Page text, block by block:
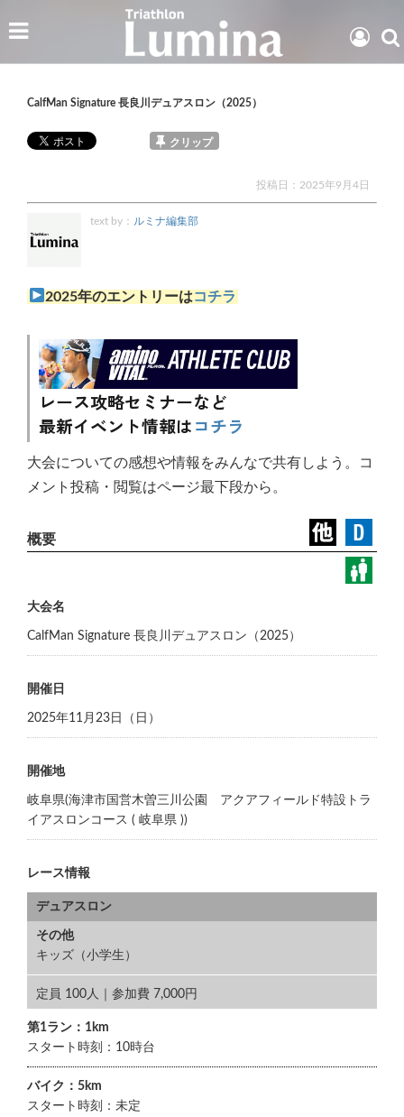
CalfMan Signature 長良川デュアスロン（2025）
クリップ
投稿日： 2025年9月4日
text by： ルミナ編集部
2025年のエントリーはコチラ
レース攻略セミナーなど
最新イベント情報はコチラ
大会についての感想や情報をみんなで共有しよう。コ
メント投稿・閲覧はページ最下段から。
大会名
CalfMan Signature 長良川デュアスロン（2025）
開催日
2025年11月23日（日）
開催地
岐阜県(海津市国営木曽三川公園 アクアフィールド特設トラ
イアスロンコース ( 岐阜県 ))
レース情報
デュアスロン
その他
キッズ（小学生）
定員 100人｜参加費 7,000円
第1ラン：1km
スタート時刻：10時台
バイク：5km
スタート時刻：未定